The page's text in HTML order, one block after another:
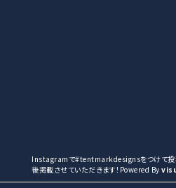
Instagramで#tentmarkdesignsをつけて投稿
後掲載させていただきます！Powered By